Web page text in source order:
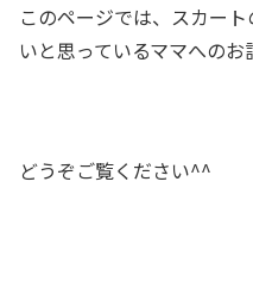
このページでは、スカー
いと思っているママへのお
どうぞご覧ください^^